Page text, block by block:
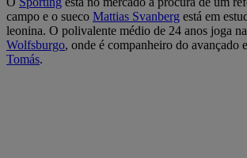
campo e o sueco Mattias Svanberg está em
leonina. O polivalente médio de 24 anos joga na
Wolfsburgo, onde é companheiro do avançado
Tomás.